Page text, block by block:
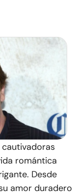
romántica
Desde
amor duradero